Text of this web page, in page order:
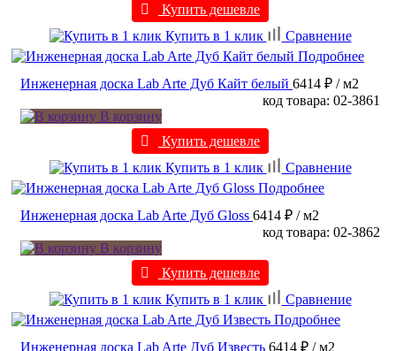
Купить дешевле
Купить в 1 клик
Сравнение
Подробнее
Инженерная доска Lab Arte Дуб Кайт белый 6414 ₽ / м2
код товара: 02-3861
В корзину
Купить дешевле
Купить в 1 клик
Сравнение
Подробнее
Инженерная доска Lab Arte Дуб Gloss 6414 ₽ / м2
код товара: 02-3862
В корзину
Купить дешевле
Купить в 1 клик
Сравнение
Подробнее
Инженерная доска Lab Arte Дуб Известь 6414 ₽ / м2